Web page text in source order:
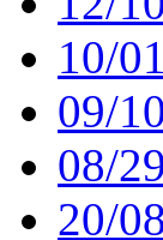
10/
09/
08/
20/